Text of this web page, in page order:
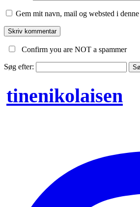
Gem mit navn, mail og websted i
Confirm you are NOT a spammer
Søg efter:
tinenikolaisen